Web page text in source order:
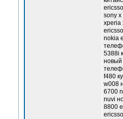
sony
xperia
nokia
5388i
новый
f480
w008
6700
nuvi
8800